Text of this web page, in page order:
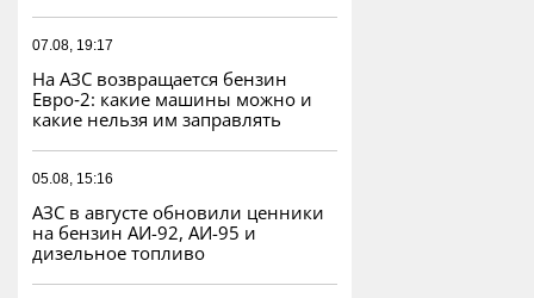
07.08, 19:17
На АЗС возвращается бензин
Евро‑2: какие машины можно и
какие нельзя им заправлять
05.08, 15:16
АЗС в августе обновили ценники
на бензин АИ-92, АИ-95 и
дизельное топливо